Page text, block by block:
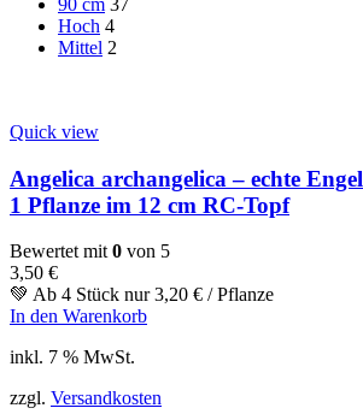
90 cm 37
Hoch 4
Mittel 2
Quick view
Angelica archangelica – echte
1 Pflanze im 12 cm RC-Topf
Bewertet mit0 von 5
3,50 €
💚 Ab 4 Stück nur3,20 € / Pflanze
In den Warenkorb
inkl. 7 % MwSt.
zzgl. Versandkosten